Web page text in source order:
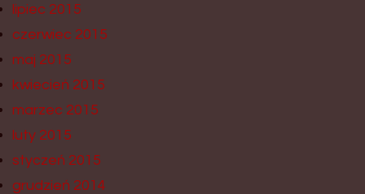
lipiec 2015
czerwiec 2015
maj 2015
kwiecień 2015
marzec 2015
luty 2015
styczeń 2015
grudzień 2014